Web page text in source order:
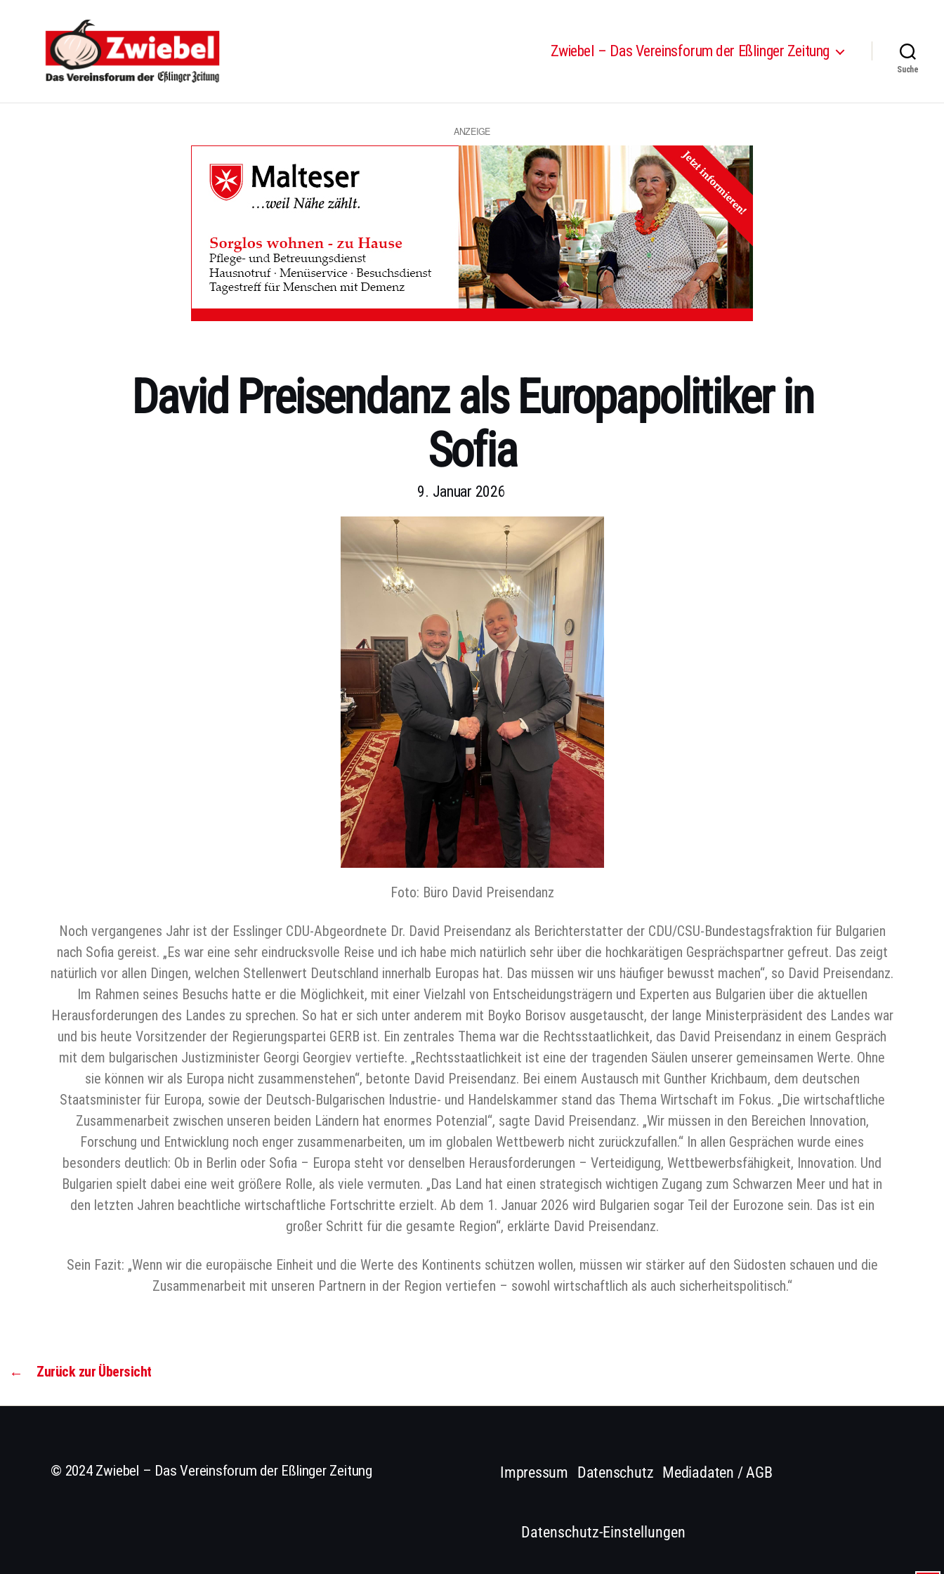
-
Zwiebel – Das Vereinsforum der Eßlinger Zeitung
Suche
ANZEIGE
Kategorien
David Preisendanz als Europapolitiker in
Sofia
9. Januar 2026
Foto: Büro David Preisendanz
Noch vergangenes Jahr ist der Esslinger CDU-Abgeordnete Dr. David Preisendanz als Berichterstatter der CDU/CSU-Bundestagsfraktion für Bulgarien
nach Sofia gereist. „Es war eine sehr eindrucksvolle Reise und ich habe mich natürlich sehr über die hochkarätigen Gesprächspartner gefreut. Das zeigt
natürlich vor allen Dingen, welchen Stellenwert Deutschland innerhalb Europas hat. Das müssen wir uns häufiger bewusst machen“, so David Preisendanz.
Im Rahmen seines Besuchs hatte er die Möglichkeit, mit einer Vielzahl von Entscheidungsträgern und Experten aus Bulgarien über die aktuellen
Herausforderungen des Landes zu sprechen. So hat er sich unter anderem mit Boyko Borisov ausgetauscht, der lange Ministerpräsident des Landes war
und bis heute Vorsitzender der Regierungspartei GERB ist. Ein zentrales Thema war die Rechtsstaatlichkeit, das David Preisendanz in einem Gespräch
mit dem bulgarischen Justizminister Georgi Georgiev vertiefte. „Rechtsstaatlichkeit ist eine der tragenden Säulen unserer gemeinsamen Werte. Ohne
sie können wir als Europa nicht zusammenstehen“, betonte David Preisendanz. Bei einem Austausch mit Gunther Krichbaum, dem deutschen
Staatsminister für Europa, sowie der Deutsch-Bulgarischen Industrie- und Handelskammer stand das Thema Wirtschaft im Fokus. „Die wirtschaftliche
Zusammenarbeit zwischen unseren beiden Ländern hat enormes Potenzial“, sagte David Preisendanz. „Wir müssen in den Bereichen Innovation,
Forschung und Entwicklung noch enger zusammenarbeiten, um im globalen Wettbewerb nicht zurückzufallen.“ In allen Gesprächen wurde eines
besonders deutlich: Ob in Berlin oder Sofia – Europa steht vor denselben Herausforderungen – Verteidigung, Wettbewerbsfähigkeit, Innovation. Und
Bulgarien spielt dabei eine weit größere Rolle, als viele vermuten. „Das Land hat einen strategisch wichtigen Zugang zum Schwarzen Meer und hat in
den letzten Jahren beachtliche wirtschaftliche Fortschritte erzielt. Ab dem 1. Januar 2026 wird Bulgarien sogar Teil der Eurozone sein. Das ist ein
großer Schritt für die gesamte Region“, erklärte David Preisendanz.
Sein Fazit: „Wenn wir die europäische Einheit und die Werte des Kontinents schützen wollen, müssen wir stärker auf den Südosten schauen und die
Zusammenarbeit mit unseren Partnern in der Region vertiefen – sowohl wirtschaftlich als auch sicherheitspolitisch.“
← Zurück zur Übersicht
© 2024 Zwiebel – Das Vereinsforum der Eßlinger Zeitung Impressum Datenschutz Mediadaten / AGB
Datenschutz-Einstellungen